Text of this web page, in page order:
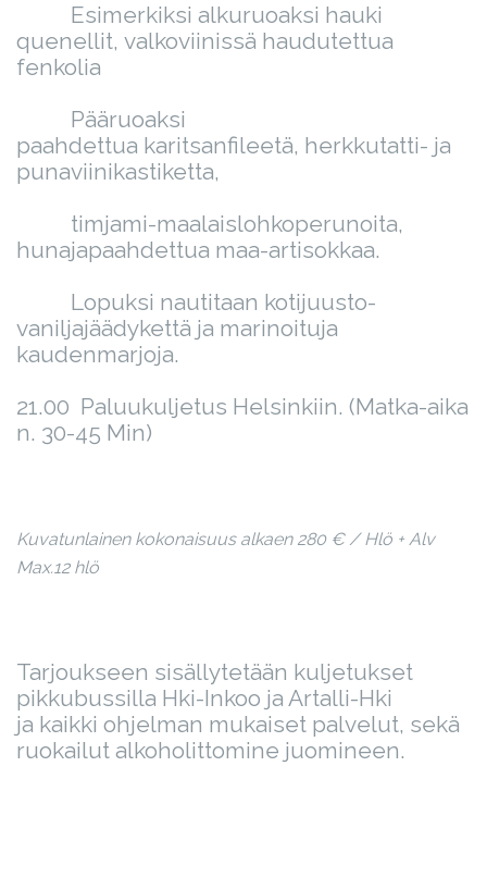
Esimerkiksi alkuruoaksi hauki
quenellit, valkoviinissä haudutettua
fenkolia
Pääruoaksi
paahdettua karitsanfileetä, herkkutatti- ja
punaviinikastiketta,
timjami-maalaislohkoperunoita,
hunajapaahdettua maa-artisokkaa.
Lopuksi nautitaan kotijuusto-
vaniljajäädykettä ja marinoituja
kaudenmarjoja.
21.00 Paluukuljetus Helsinkiin. (Matka-aika
n. 30-45 Min)
Kuvatunlainen kokonaisuus alkaen 280 € / Hlö + Alv
Max.12 hlö
Tarjoukseen sisällytetään kuljetukset
pikkubussilla Hki-Inkoo ja Artalli-Hki
ja kaikki ohjelman mukaiset palvelut, sekä
ruokailut alkoholittomine juomineen.